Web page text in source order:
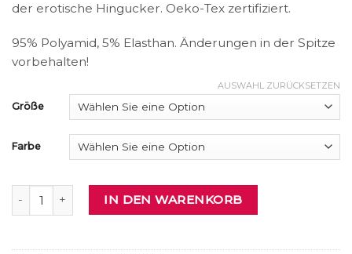
der erotische Hingucker. Oeko-Tex zertifiziert.
95% Polyamid, 5% Elasthan. Änderungen in der Spitze
vorbehalten!
Größe
Farbe
AUSWAHL ZURÜCKSETZEN
Straps-Strümpfe MengeIN DEN WARENKORB